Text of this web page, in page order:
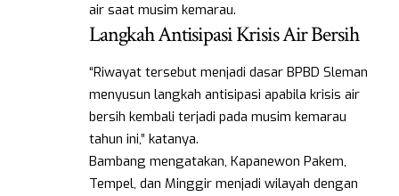
air saat musim kemarau.
Langkah Antisipasi Krisis Air Bersih
“Riwayat tersebut menjadi dasar BPBD Sleman
menyusun langkah antisipasi apabila krisis air
bersih kembali terjadi pada musim kemarau
tahun ini,” katanya.
Bambang mengatakan, Kapanewon Pakem,
Tempel, dan Minggir menjadi wilayah dengan